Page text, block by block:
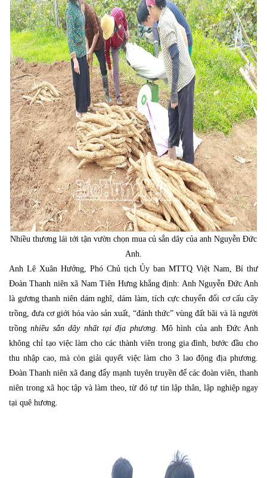
Nhiều thương lái tới tận vườn chọn mua củ sắn dây của anh Nguyễn Đức
Anh.
Anh Lê Xuân Hưởng, Phó Chủ tịch Ủy ban MTTQ Việt Nam, Bí thư
Đoàn Thanh niên xã Nam Tiên Hưng khẳng định: Anh Nguyễn Đức Anh
là gương thanh niên dám nghĩ, dám làm, tích cực chuyển đổi cơ cấu cây
trồng, đưa cơ giới hóa vào sản xuất, “đánh thức” vùng đất bãi và là người
trồngnhiều sắn dây nhất tại địa phương. Mô hình của anh Đức Anh
không chỉ tạo việc làm cho các thành viên trong gia đình, bước đầu cho
thu nhập cao, mà còn giải quyết việc làm cho 3 lao động địa phương.
Đoàn Thanh niên xã đang đẩy mạnh tuyên truyền để các đoàn viên, thanh
niên trong xã học tập và làm theo, từ đó tự tin lập thân, lập nghiệp ngay
tại quê hương.